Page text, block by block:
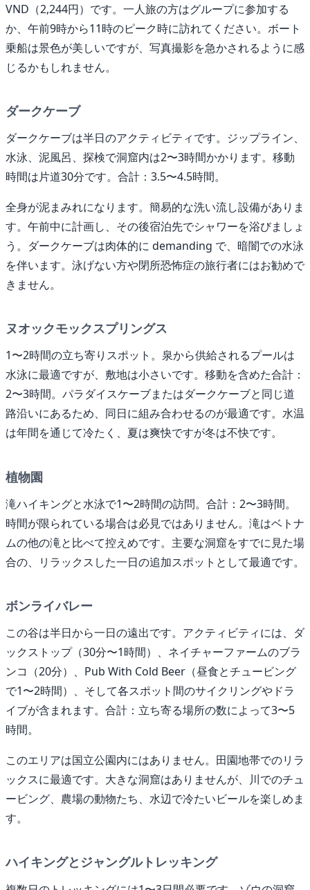
VND（2,244円）です。一人旅の方はグループに参加する
か、午前9時から11時のピーク時に訪れてください。ボート
乗船は景色が美しいですが、写真撮影を急かされるように感
じるかもしれません。
ダークケーブ
ダークケーブは半日のアクティビティです。ジップライン、
水泳、泥風呂、探検で洞窟内は2〜3時間かかります。移動
時間は片道30分です。合計：3.5〜4.5時間。
全身が泥まみれになります。簡易的な洗い流し設備がありま
す。午前中に計画し、その後宿泊先でシャワーを浴びましょ
う。ダークケーブは肉体的に demanding で、暗闇での水泳
を伴います。泳げない方や閉所恐怖症の旅行者にはお勧めで
きません。
ヌオックモックスプリングス
1〜2時間の立ち寄りスポット。泉から供給されるプールは
水泳に最適ですが、敷地は小さいです。移動を含めた合計：
2〜3時間。パラダイスケーブまたはダークケーブと同じ道
路沿いにあるため、同日に組み合わせるのが最適です。水温
は年間を通じて冷たく、夏は爽快ですが冬は不快です。
植物園
滝ハイキングと水泳で1〜2時間の訪問。合計：2〜3時間。
時間が限られている場合は必見ではありません。滝はベトナ
ムの他の滝と比べて控えめです。主要な洞窟をすでに見た場
合の、リラックスした一日の追加スポットとして最適です。
ボンライバレー
この谷は半日から一日の遠出です。アクティビティには、ダ
ックストップ（30分〜1時間）、ネイチャーファームのブラ
ンコ（20分）、Pub With Cold Beer（昼食とチュービング
で1〜2時間）、そして各スポット間のサイクリングやドラ
イブが含まれます。合計：立ち寄る場所の数によって3〜5
時間。
このエリアは国立公園内にはありません。田園地帯でのリラ
ックスに最適です。大きな洞窟はありませんが、川でのチュ
ービング、農場の動物たち、水辺で冷たいビールを楽しめま
す。
ハイキングとジャングルトレッキング